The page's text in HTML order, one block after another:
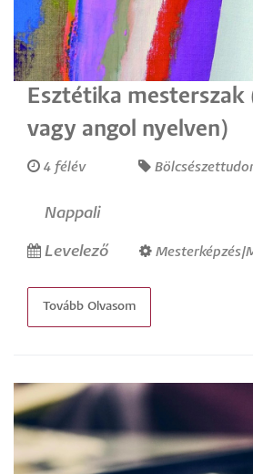
Esztétika mesterszak
vagy angol nyelven)
4 félév
Nappali
Levelező Mesterképzés/
Tovább Olvasom